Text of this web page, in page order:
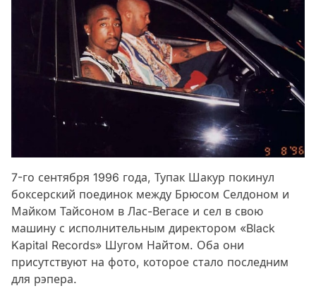
7-го сентября 1996 года, Тупак Шакур покинул
боксерский поединок между Брюсом Селдоном и
Майком Тайсоном в Лас-Вегасе и сел в свою
машину с исполнительным директором «Black
Kapital Records» Шугом Найтом. Оба они
присутствуют на фото, которое стало последним
для рэпера.